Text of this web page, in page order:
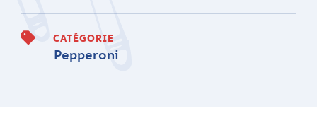
CATÉGORIE
Pepperoni